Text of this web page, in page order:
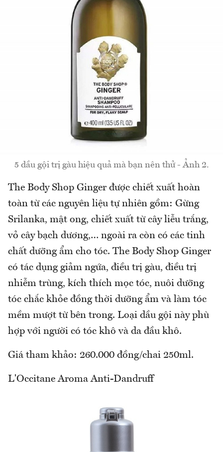
5 dầu gội trị gàu hiệu quả mà bạn nên thử - Ảnh 2.
The Body Shop Ginger được chiết xuất hoàn
toàn từ các nguyên liệu tự nhiên gồm: Gừng
Srilanka, mật ong, chiết xuất từ cây liễu trắng,
vỏ cây bạch dương,… ngoài ra còn có các tinh
chất dưỡng ẩm cho tóc. The Body Shop Ginger
có tác dụng giảm ngứa, điều trị gàu, điều trị
nhiễm trùng, kích thích mọc tóc, nuôi dưỡng
tóc chắc khỏe đồng thời dưỡng ẩm và làm tóc
mềm mượt từ bên trong. Loại dầu gội này phù
hợp với người có tóc khô và da đầu khô.
Giá tham khảo: 260.000 đồng/chai 250ml.
L'Occitane Aroma Anti-Dandruff